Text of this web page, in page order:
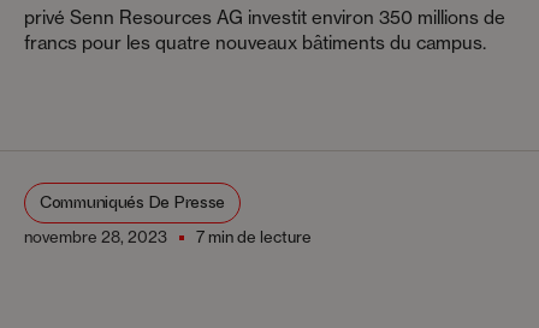
privé Senn Resources AG investit environ 350 millions de
francs pour les quatre nouveaux bâtiments du campus.
Communiqués De Presse
novembre 28, 2023 7 min de lecture